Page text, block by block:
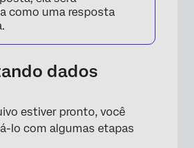
como uma resposta
dados
estiver pronto, você
lo com algumas etapas